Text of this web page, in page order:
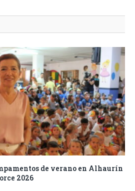
de verano en Alhaurín
2026